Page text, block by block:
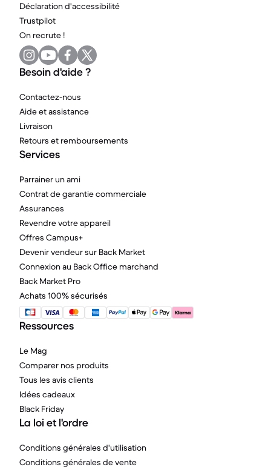
Déclaration d'accessibilité
Trustpilot
On recrute !
Besoin d'aide ?
Contactez-nous
Aide et assistance
Livraison
Retours et remboursements
Services
Parrainer un ami
Contrat de garantie commerciale
Assurances
Revendre votre appareil
Offres Campus+
Devenir vendeur sur Back Market
Connexion au Back Office marchand
Back Market Pro
Achats 100% sécurisés
Ressources
Le Mag
Comparer nos produits
Tous les avis clients
Idées cadeaux
Black Friday
La loi et l'ordre
Conditions générales d'utilisation
Conditions générales de vente